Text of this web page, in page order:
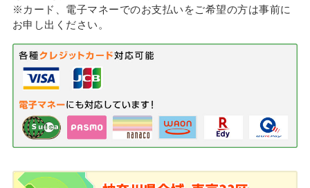
※カード、電子マネーでのお支払いをご希望の方は事前に
お申し出ください。